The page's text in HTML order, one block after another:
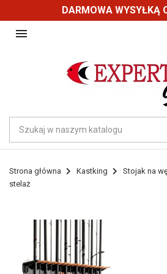
DARMOWA WYSYŁKĄ

Strona główna Kastking
Stojak na
stelaż